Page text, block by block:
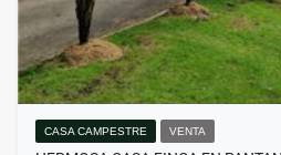
CASA CAMPESTRE VENTA